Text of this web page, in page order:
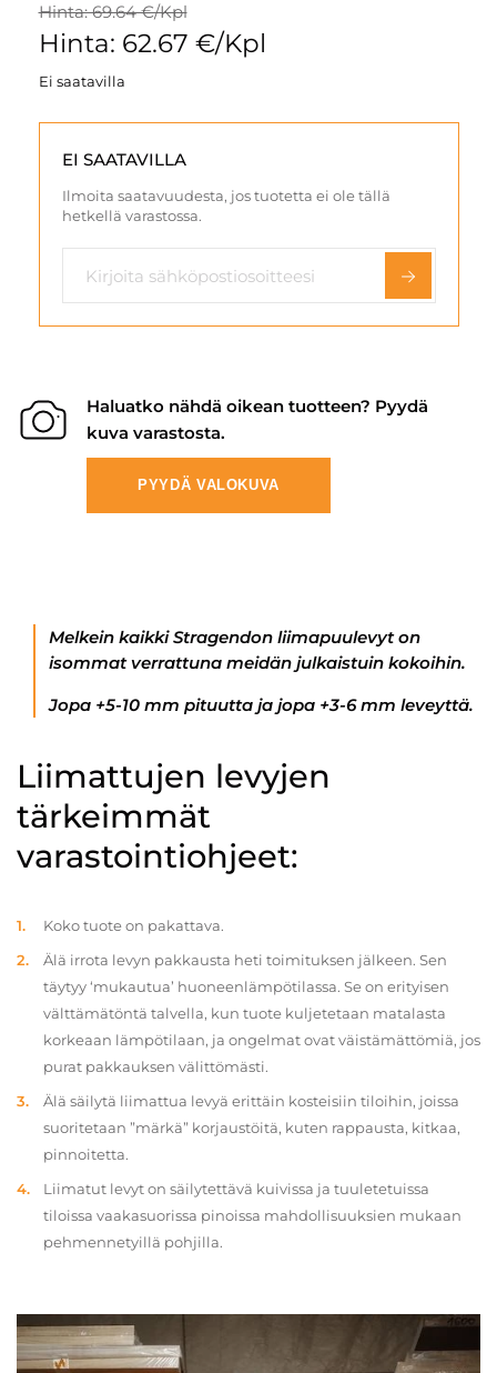
Hinta: 69.64 €/Kpl
Hinta: 62.67 €/Kpl
Ei saatavilla
EI SAATAVILLA
Ilmoita saatavuudesta, jos tuotetta ei ole tällä
hetkellä varastossa.
Haluatko nähdä oikean tuotteen? Pyydä
kuva varastosta.
PYYDÄ VALOKUVA
Melkein kaikki Stragendon liimapuulevyt on
isommat verrattuna meidän julkaistuin kokoihin.
Jopa +5-10 mm pituutta ja jopa +3-6 mm leveyttä.
Liimattujen levyjen
tärkeimmät
varastointiohjeet:
Koko tuote on pakattava.
Älä irrota levyn pakkausta heti toimituksen jälkeen. Sen
täytyy ‘mukautua’ huoneenlämpötilassa. Se on erityisen
välttämätöntä talvella, kun tuote kuljetetaan matalasta
korkeaan lämpötilaan, ja ongelmat ovat väistämättömiä, jos
purat pakkauksen välittömästi.
Älä säilytä liimattua levyä erittäin kosteisiin tiloihin, joissa
suoritetaan ”märkä” korjaustöitä, kuten rappausta, kitkaa,
pinnoitetta.
Liimatut levyt on säilytettävä kuivissa ja tuuletetuissa
tiloissa vaakasuorissa pinoissa mahdollisuuksien mukaan
pehmennetyillä pohjilla.